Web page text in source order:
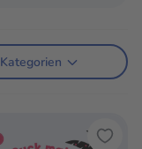
Kategorien